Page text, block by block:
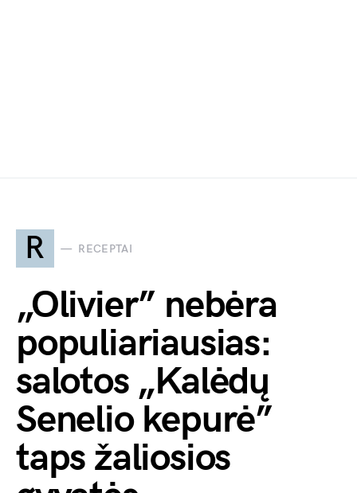
R RECEPTAI
„Olivier” nebėra
populiariausias:
salotos „Kalėdų
Senelio kepurė”
taps žaliosios